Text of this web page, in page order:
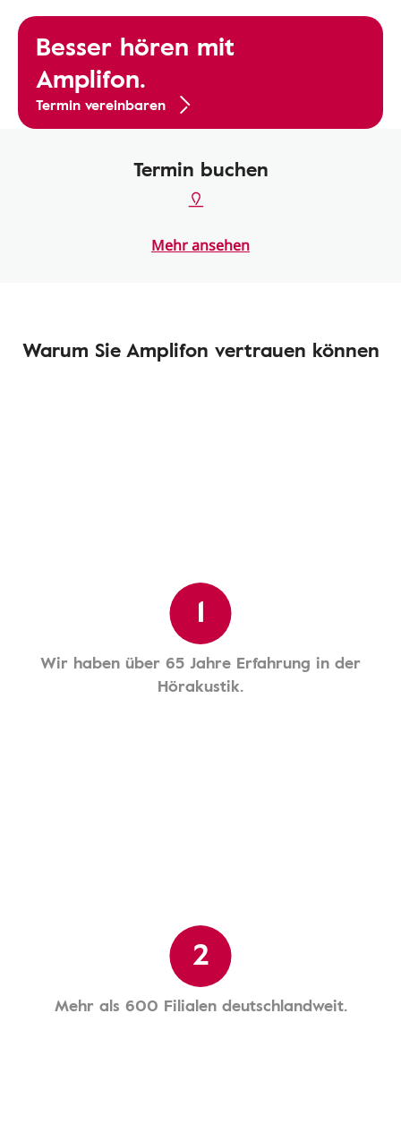
Besser hören mit
Amplifon.
Termin vereinbaren
Termin buchen
Mehr ansehen
Warum Sie Amplifon vertrauen können
1
Wir haben über 65 Jahre Erfahrung in der
Hörakustik.
2
Mehr als 600 Filialen deutschlandweit.